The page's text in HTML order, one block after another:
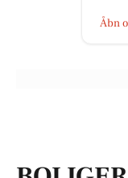
Åbn